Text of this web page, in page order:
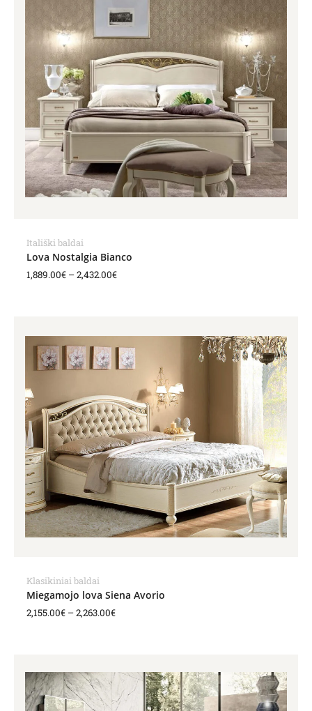
Itališki baldai
Lova Nostalgia Bianco
1,889.00€ –2,432.00€
Klasikiniai baldai
Miegamojo lova Siena Avorio
2,155.00€ –2,263.00€
through
2,263.00€
range:
1,035.00€
through
1,536.00€